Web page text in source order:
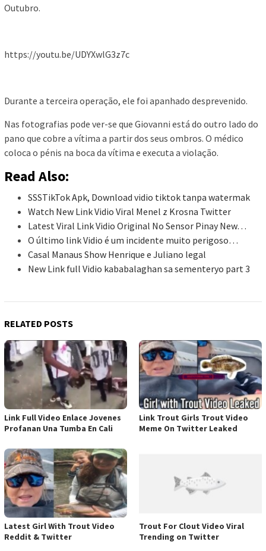
Outubro.
https://youtu.be/UDYXwlG3z7c
Durante a terceira operação, ele foi apanhado desprevenido.
Nas fotografias pode ver-se que Giovanni está do outro lado do
pano que cobre a vítima a partir dos seus ombros. O médico
coloca o pénis na boca da vítima e executa a violação.
Read Also:
SSSTikTok Apk, Download vidio tiktok tanpa watermak
Watch New Link Vidio Viral Menel z Krosna Twitter
Latest Viral Link Vidio Original No Sensor Pinay New…
O último link Vidio é um incidente muito perigoso…
Casal Manaus Show Henrique e Juliano legal
New Link full Vidio kababalaghan sa sementeryo part 3
RELATED POSTS
Link Full Video Enlace Jovenes
Profanan Una Tumba En Cali
Link Trout Girls Trout Video
Meme On Twitter Leaked
Latest Girl With Trout Video
Reddit & Twitter
Trout For Clout Video Viral
Trending on Twitter